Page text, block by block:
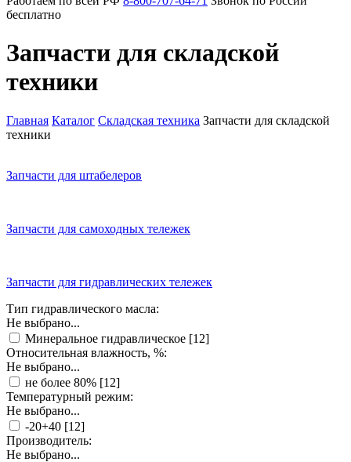
бесплатно
Запчасти для складской
техники
Главная Каталог Складская техника Запчасти для складской
техники
Запчасти для штабелеров
Запчасти для самоходных тележек
Запчасти для гидравлических тележек
Тип гидравлического масла:
Не выбрано...
Минеральное гидравлическое [12]
Относительная влажность, %:
Не выбрано...
не более 80% [12]
Температурный режим:
Не выбрано...
-20+40 [12]
Производитель:
Не выбрано...